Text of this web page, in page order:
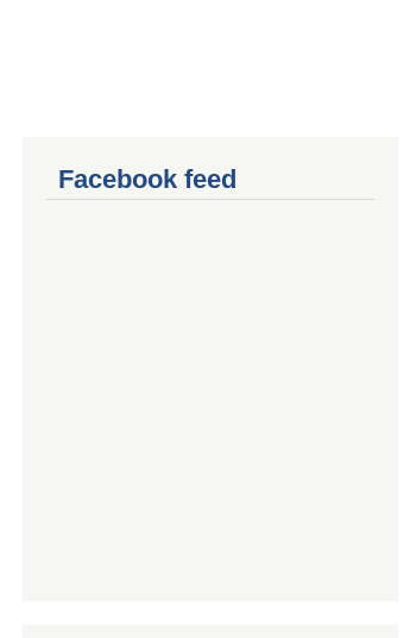
Facebook feed